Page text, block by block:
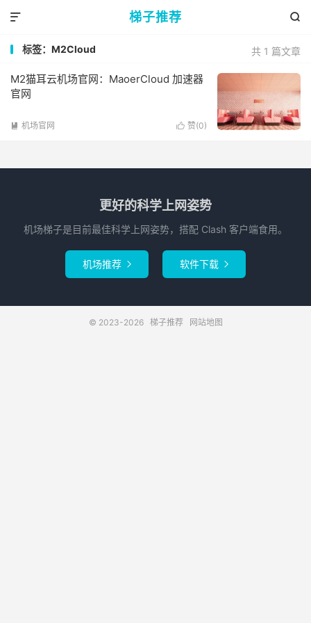
梯子推荐 

共 1 篇文章
标签：M2Cloud
M2猫耳云机场官网：MaoerCloud 加速器
官网
 赞(0)
 机场官网
更好的科学上网姿势
机场梯子是目前最佳科学上网姿势，搭配 Clash 客户端食用。
机场推荐  软件下载 
© 2023-2026 梯子推荐 网站地图